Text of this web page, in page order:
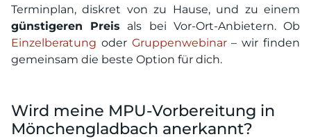
Terminplan, diskret von zu Hause, und zu einem
günstigeren Preis als bei Vor-Ort-Anbietern. Ob
Einzelberatung oder Gruppenwebinar– wir finden
gemeinsam die beste Option für dich.
Wird meine MPU-Vorbereitung in
Mönchengladbach anerkannt?